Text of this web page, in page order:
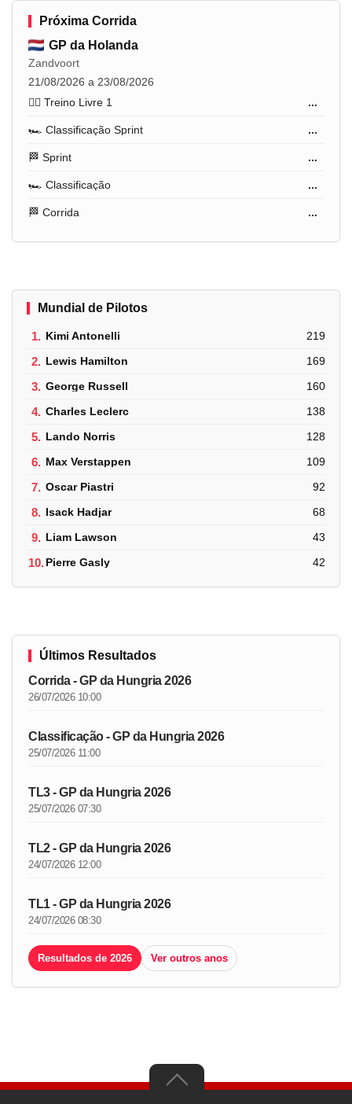
Próxima Corrida
GP da Holanda
Zandvoort
21/08/2026 a 23/08/2026
🏋️‍♂️ Treino Livre 1
...
🏎️ Classificação Sprint ...
🏁 Sprint ...
🏎️ Classificação ...
🏁 Corrida ...
Mundial de Pilotos
1. Kimi Antonelli 219
2. Lewis Hamilton 169
3. George Russell 160
4. Charles Leclerc 138
5. Lando Norris 128
6. Max Verstappen 109
7. Oscar Piastri 92
8. Isack Hadjar 68
9. Liam Lawson 43
10.Pierre Gasly 42
Últimos Resultados
Corrida - GP da Hungria 2026
26/07/2026 10:00
Classificação - GP da Hungria 2026
25/07/2026 11:00
TL3 - GP da Hungria 2026
25/07/2026 07:30
TL2 - GP da Hungria 2026
24/07/2026 12:00
TL1 - GP da Hungria 2026
24/07/2026 08:30
Resultados de 2026 Ver outros anos